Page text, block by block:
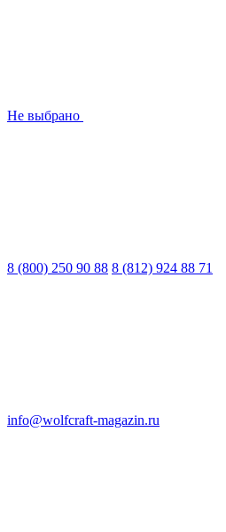
Не выбрано
8 (800) 250 90 88 8 (812) 924 88 71
info@wolfcraft-magazin.ru